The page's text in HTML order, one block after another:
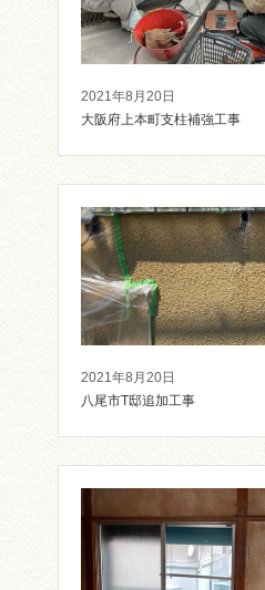
2021年8月20日
大阪府上本町支柱補強工事
2021年8月20日
八尾市T邸追加工事